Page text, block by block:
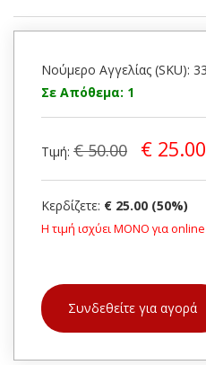
Νούμερο Αγγελίας (SKU):
Σε Απόθεμα: 1
Τιμή: € 50.00 € 25.00
Κερδίζετε: € 25.00 (50%)
Η τιμή ισχύει ΜΟΝΟ για
Συνδεθείτε για αγορά